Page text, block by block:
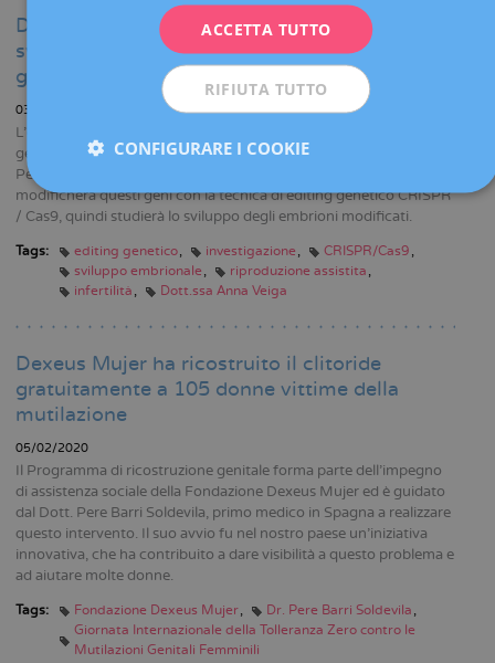
Dexeus Mujer e IDIBELL studieranno lo
sviluppo embrionale attraverso l’editing
genetico di embrioni umani
03/03/2020
L'obiettivo dello studio è determinare il coinvolgimento di diversi
geni nelle prime fasi dello sviluppo embrionale umano.
Per raggiungere questo obiettivo, il team della Dott.ssa Veiga
modificherà questi geni con la tecnica di editing genetico CRISPR
/ Cas9, quindi studierà lo sviluppo degli embrioni modificati.
Tags: editing genetico investigazione
CRISPR/Cas9
sviluppo embrionale
riproduzione assistita
infertilità
Dott.ssa Anna Veiga
Dexeus Mujer ha ricostruito il clitoride
gratuitamente a 105 donne vittime della
mutilazione
05/02/2020
Il Programma di ricostruzione genitale forma parte dell’impegno
di assistenza sociale della Fondazione Dexeus Mujer ed è guidato
dal Dott. Pere Barri Soldevila, primo medico in Spagna a realizzare
questo intervento. Il suo avvio fu nel nostro paese un’iniziativa
innovativa, che ha contribuito a dare visibilità a questo problema e
ad aiutare molte donne.
Tags: Fondazione Dexeus Mujer
Dr. Pere Barri Soldevila
Giornata Internazionale della Tolleranza Zero contro le
Mutilazioni Genitali Femminili
ACCETTA TUTTO
RIFIUTA TUTTO
CONFIGURARE I COOKIE